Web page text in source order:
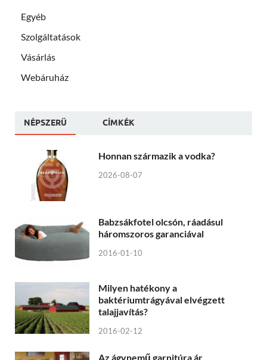
Egyéb
Szolgáltatások
Vásárlás
Webáruház
NÉPSZERÜ CÍMKÉK
Honnan származik a vodka?
2026-08-07
Babzsákfotel olcsón, ráadásul
háromszoros garanciával
2016-01-10
Milyen hatékony a
baktériumtrágyával elvégzett
talajjavítás?
2016-02-12
Az ágynemű garnitúra ár